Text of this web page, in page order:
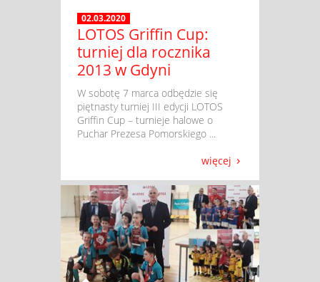
02.03.2020
LOTOS Griffin Cup:
turniej dla rocznika
2013 w Gdyni
​ W sobotę 7 marca odbędzie się
piętnasty turniej III edycji LOTOS
Griffin Cup – turnieje halowe o
Puchar Prezesa Pomorskiego ...
więcej